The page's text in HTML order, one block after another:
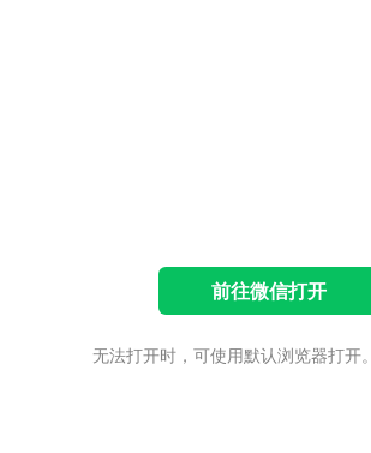
前往微信打开
无法打开时，可使用默认浏览器打开。